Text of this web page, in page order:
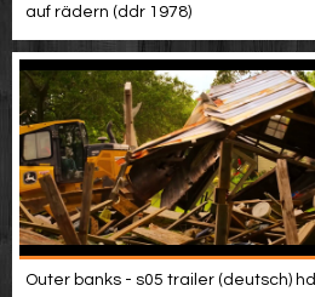
auf rädern (ddr 1978)
Outer banks - s05 trailer (deutsch) hd